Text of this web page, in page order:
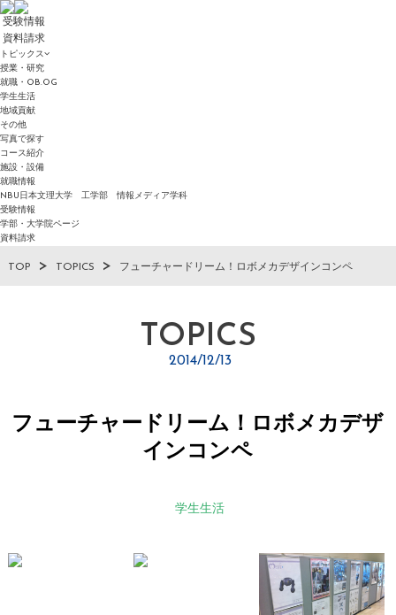
受験情報
資料請求
トピックス
授業・研究
就職・OB.OG
学生生活
地域貢献
その他
写真で探す
コース紹介
施設・設備
就職情報
NBU日本文理大学 工学部 情報メディア学科
受験情報
学部・大学院ページ
資料請求
TOP TOPICS フューチャードリーム！ロボメカデザインコンペ
TOPICS
2014/12/13
フューチャードリーム！ロボメカデザ
インコンペ
学生生活